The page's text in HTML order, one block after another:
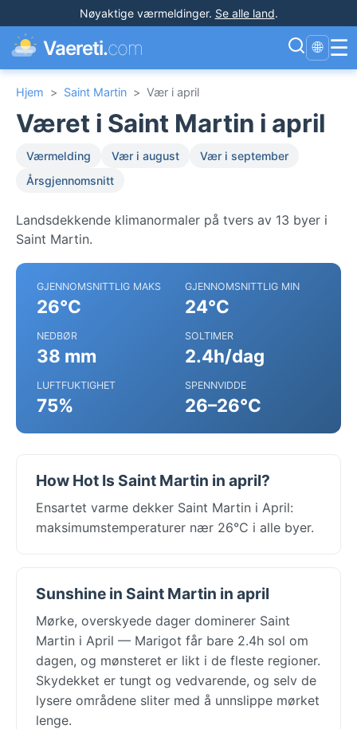
Nøyaktige værmeldinger. Se alle land.
Vaereti.com 🌐 ☰
Hjem > Saint Martin > Vær i april
Været i Saint Martin i april
Værmelding Vær i august
Vær i september
Årsgjennomsnitt
Landsdekkende klimanormaler på tvers av 13 byer i
Saint Martin.
GJENNOMSNITTLIG MAKS
26°C
GJENNOMSNITTLIG MIN
24°C
NEDBØR
38 mm
SOLTIMER
2.4h/dag
LUFTFUKTIGHET
75%
SPENNVIDDE
26–26°C
How Hot Is Saint Martin in april?
Ensartet varme dekker Saint Martin i April:
maksimumstemperaturer nær 26°C i alle byer.
Sunshine in Saint Martin in april
Mørke, overskyede dager dominerer Saint
Martin i April — Marigot får bare 2.4h sol om
dagen, og mønsteret er likt i de fleste regioner.
Skydekket er tungt og vedvarende, og selv de
lysere områdene sliter med å unnslippe mørket
lenge.